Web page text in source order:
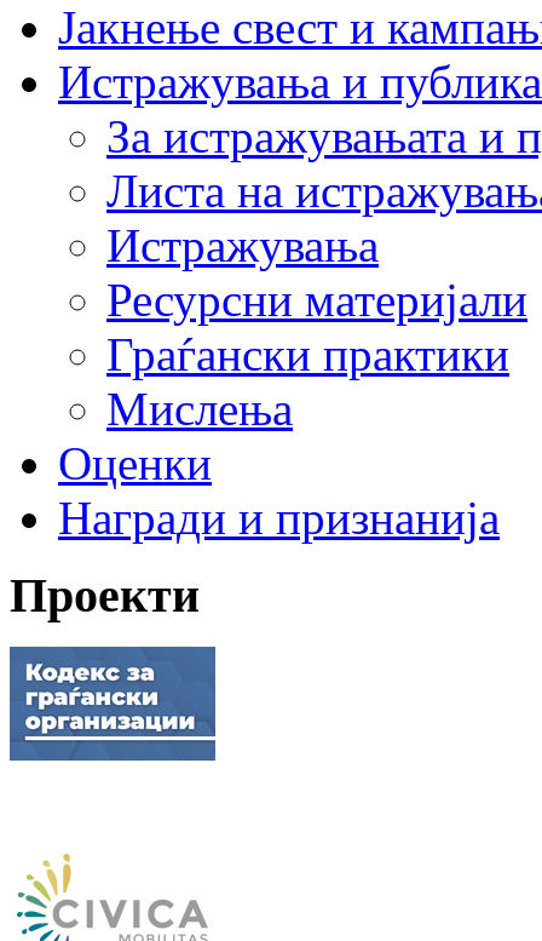
Јакнење свест и
Истражувања и
За истражувањата и
Листа на
Истражувања
Ресурсни материјали
Граѓански практики
Мислења
Оценки
Награди и признанија
Проекти